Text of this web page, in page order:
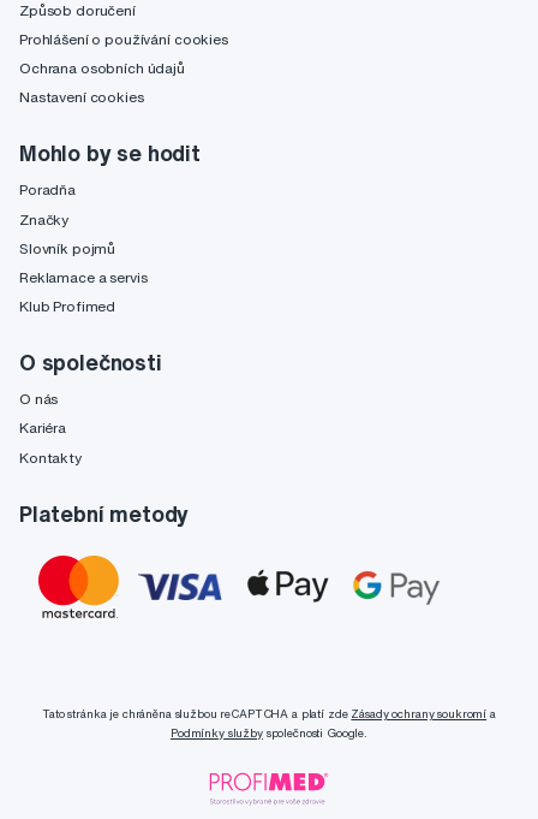
Způsob doručení
Prohlášení o používání cookies
Ochrana osobních údajů
Nastavení cookies
Mohlo by se hodit
Poradňa
Značky
Slovník pojmů
Reklamace a servis
Klub Profimed
O společnosti
O nás
Kariéra
Kontakty
Platební metody
Tato stránka je chráněna službou reCAPTCHA a platí zde Zásady ochrany soukromí a
Podmínky službyspolečnosti Google.